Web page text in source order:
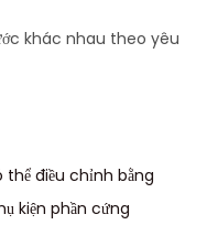
khác nhau theo yêu
thể điều chỉnh bằng
kiện phần cứng